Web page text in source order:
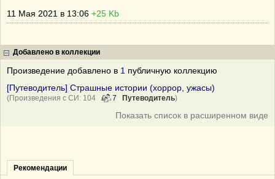
11 Мая 2021 в 13:06 +25 Kb
Добавлено в коллекции
Произведение добавлено в 1 публичную коллекцию
[Путеводитель] Страшные истории (хоррор, ужасы)
(Произведения с СИ: 104 7 Путеводитель)
Показать список в расширенном виде
Рекомендации